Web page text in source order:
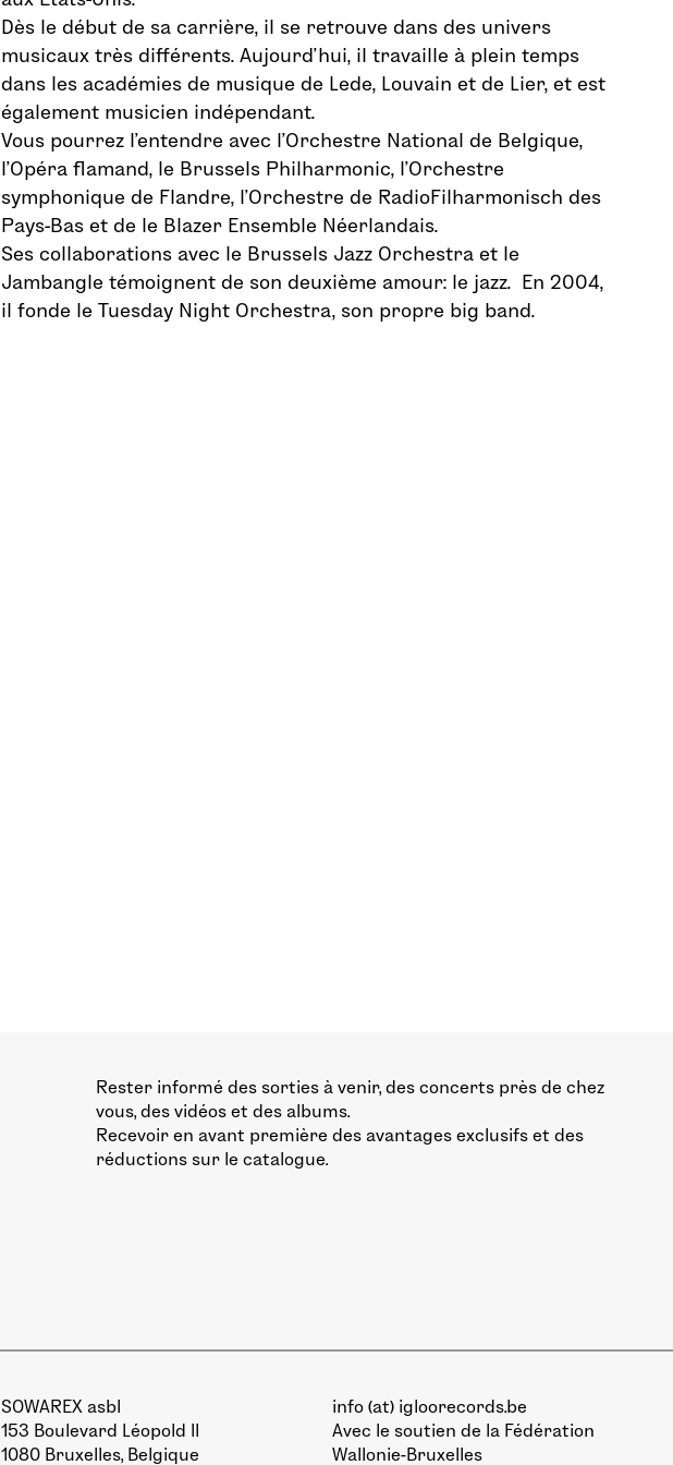
Dès le début de sa carrière, il se retrouve dans des univers
musicaux très différents. Aujourd’hui, il travaille à plein temps
dans les académies de musique de Lede, Louvain et de Lier, et est
également musicien indépendant.
Vous pourrez l’entendre avec l’Orchestre National de Belgique,
l’Opéra flamand, le Brussels Philharmonic, l’Orchestre
symphonique de Flandre, l’Orchestre de RadioFilharmonisch des
Pays-Bas et de le Blazer Ensemble Néerlandais.
Ses collaborations avec le Brussels Jazz Orchestra et le
Jambangle témoignent de son deuxième amour: le jazz. En 2004,
il fonde le Tuesday Night Orchestra, son propre big band.
Rester informé des sorties à venir, des concerts près de chez
vous, des vidéos et des albums.
Recevoir en avant première des avantages exclusifs et des
réductions sur le catalogue.
SOWAREX asbl
153 Boulevard Léopold II
1080 Bruxelles, Belgique
info (at) igloorecords.be
Avec le soutien de la Fédération
Wallonie-Bruxelles